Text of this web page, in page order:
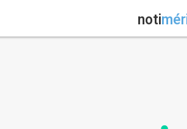
noti